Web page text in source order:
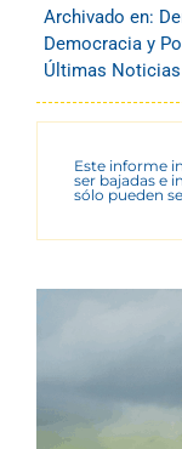
Archivado en:
Democracia y
Últimas Noticias
Este informe
ser bajadas e
sólo pueden